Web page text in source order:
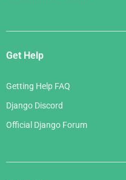
Get Help
Getting Help FAQ
Django Discord
Official Django Forum